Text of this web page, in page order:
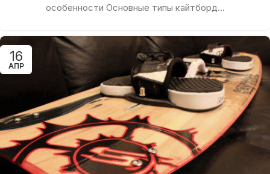
особенности Основные типы кайтборд...
16
АПР